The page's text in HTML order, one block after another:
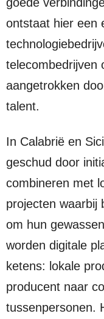
ontstaat hier een
telecombedrijven
aangetrokken
talent.
In Calabrië en
geschud door
combineren met
projecten waarbij
om hun
worden digitale
ketens: lokale
producent naar
tussenpersonen.